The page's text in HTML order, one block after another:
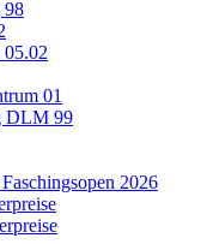
98
01
DLM 99
2026